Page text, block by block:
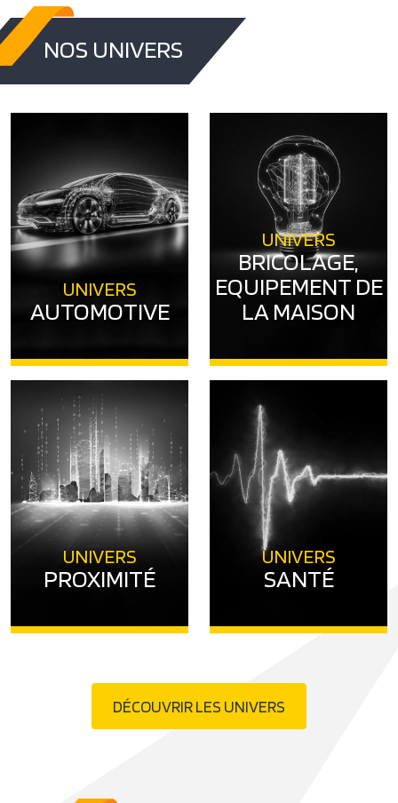
NOS UNIVERS
UNIVERS
AUTOMOTIVE
UNIVERS
BRICOLAGE,
EQUIPEMENT DE
LA MAISON
UNIVERS
PROXIMITÉ
UNIVERS
SANTÉ
DÉCOUVRIR LES UNIVERS